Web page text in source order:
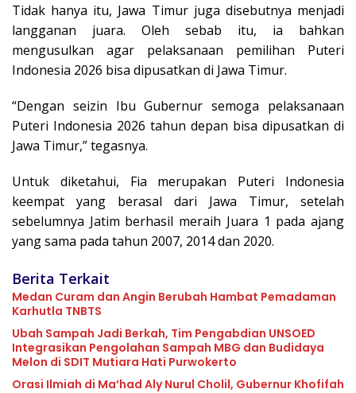
Tidak hanya itu, Jawa Timur juga disebutnya menjadi
langganan juara. Oleh sebab itu, ia bahkan
mengusulkan agar pelaksanaan pemilihan Puteri
Indonesia 2026 bisa dipusatkan di Jawa Timur.
“Dengan seizin Ibu Gubernur semoga pelaksanaan
Puteri Indonesia 2026 tahun depan bisa dipusatkan di
Jawa Timur,” tegasnya.
Untuk diketahui, Fia merupakan Puteri Indonesia
keempat yang berasal dari Jawa Timur, setelah
sebelumnya Jatim berhasil meraih Juara 1 pada ajang
yang sama pada tahun 2007, 2014 dan 2020.
Berita Terkait
Medan Curam dan Angin Berubah Hambat Pemadaman
Karhutla TNBTS
Ubah Sampah Jadi Berkah, Tim Pengabdian UNSOED
Integrasikan Pengolahan Sampah MBG dan Budidaya
Melon di SDIT Mutiara Hati Purwokerto
Orasi Ilmiah di Ma’had Aly Nurul Cholil, Gubernur Khofifah